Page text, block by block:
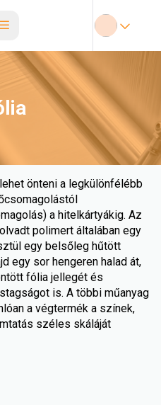
önteni a legkülönfélébb
a hitelkártyákig. Az
polimert általában egy
egy belsőleg hűtött
egy sor hengeren halad át,
fólia jellegét és
is. A többi műanyag
a végtermék a színek,
széles skáláját